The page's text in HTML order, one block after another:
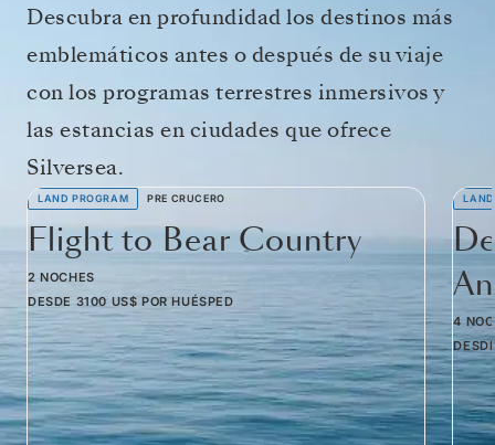
Descubra en profundidad los destinos más
emblemáticos antes o después de su viaje
con los programas terrestres inmersivos y
las estancias en ciudades que ofrece
Silversea.
LAND PROGRAM PRE CRUCERO
Flight to Bear Country
2 NOCHES
DESDE 3100 US$ POR HUÉSPED
4